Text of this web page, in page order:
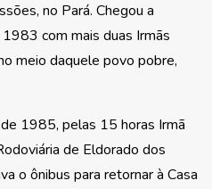
no Pará. Chegou a
com mais duas Irmãs
meio daquele povo pobre,
1985, pelas 15 horas Irmã
de Eldorado dos
o ônibus para retornar à Casa